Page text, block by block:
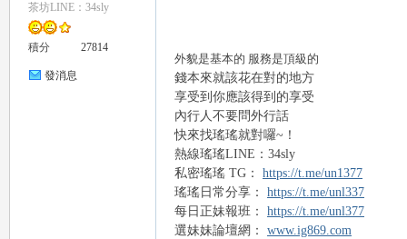
茶坊LINE：34sly
積分 27814
發消息
外貌是基本的 服務是頂級的
錢本來就該花在對的地方
享受到你應該得到的享受
內行人不要問外行話
快來找瑤瑤就對囉~！
熱線瑤瑤LINE：34sly
私密瑤瑤 TG： https://t.me/un1377
瑤瑤日常分享：
https://t.me/unl337
每日正妹報班：
https://t.me/unl377
選妹妹論壇網：
www.ig869.com